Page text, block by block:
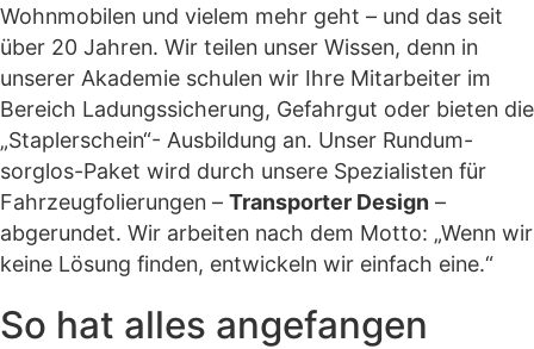
Wohnmobilen und vielem mehr geht – und das seit
über 20 Jahren. Wir teilen unser Wissen, denn in
unserer Akademie schulen wir Ihre Mitarbeiter im
Bereich Ladungssicherung, Gefahrgut oder bieten die
„Staplerschein“- Ausbildung an. Unser Rundum-
sorglos-Paket wird durch unsere Spezialisten für
Fahrzeugfolierungen – Transporter Design –
abgerundet. Wir arbeiten nach dem Motto: „Wenn wir
keine Lösung finden, entwickeln wir einfach eine.“
So hat alles angefangen